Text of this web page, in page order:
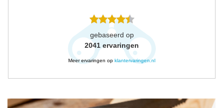
gebaseerd op
2041 ervaringen
Meer ervaringen op klantervaringen.nl